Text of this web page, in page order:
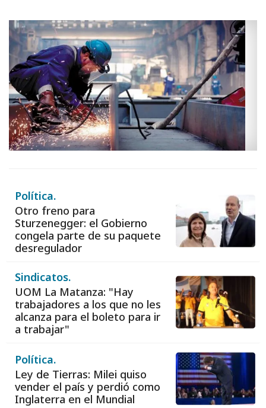
Política.
Otro freno para
Sturzenegger: el Gobierno
congela parte de su paquete
desregulador
Sindicatos.
UOM La Matanza: "Hay
trabajadores a los que no les
alcanza para el boleto para ir
a trabajar"
Política.
Ley de Tierras: Milei quiso
vender el país y perdió como
Inglaterra en el Mundial